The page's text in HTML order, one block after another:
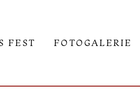
FEST FOTOGALERIE